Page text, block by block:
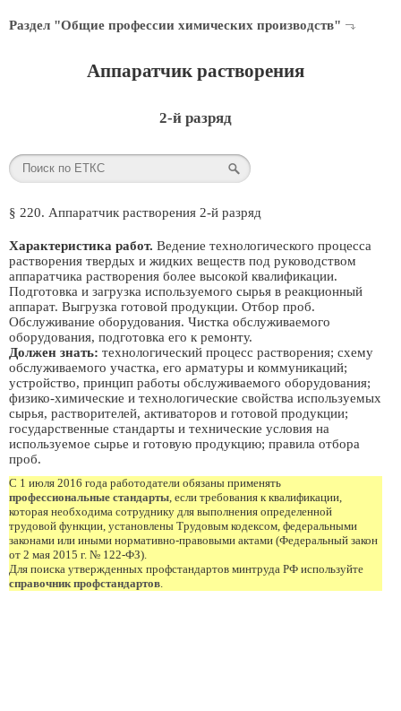
Раздел "Общие профессии химических производств"
Аппаратчик растворения
2-й разряд
§ 220. Аппаратчик растворения 2-й разряд
Характеристика работ. Ведение технологического процесса
растворения твердых и жидких веществ под руководством
аппаратчика растворения более высокой квалификации.
Подготовка и загрузка используемого сырья в реакционный
аппарат. Выгрузка готовой продукции. Отбор проб.
Обслуживание оборудования. Чистка обслуживаемого
оборудования, подготовка его к ремонту.
Должен знать: технологический процесс растворения; схему
обслуживаемого участка, его арматуры и коммуникаций;
устройство, принцип работы обслуживаемого оборудования;
физико-химические и технологические свойства используемых
сырья, растворителей, активаторов и готовой продукции;
государственные стандарты и технические условия на
используемое сырье и готовую продукцию; правила отбора
проб.
С 1 июля 2016 года работодатели обязаны применять
профессиональные стандарты, если требования к квалификации,
которая необходима сотруднику для выполнения определенной
трудовой функции, установлены Трудовым кодексом, федеральными
законами или иными нормативно-правовыми актами (Федеральный закон
от 2 мая 2015 г. № 122-ФЗ).
Для поиска утвержденных профстандартов минтруда РФ используйте
справочник профстандартов.